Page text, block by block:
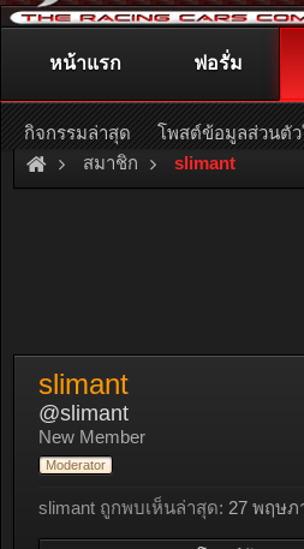
ติดต่อลงโฆษณา
หรืออ่านรายละเอียดเ
สมาชิก slimant
slimant
@slimant
New Member
Moderator
slimant ถูกพบเห็นล่าสุด: 27 พฤษภ
หน้าแรก ฟอรั่ม
กิจกรรมล่าสุด โพสต์ข้อมูลส่วนตัว